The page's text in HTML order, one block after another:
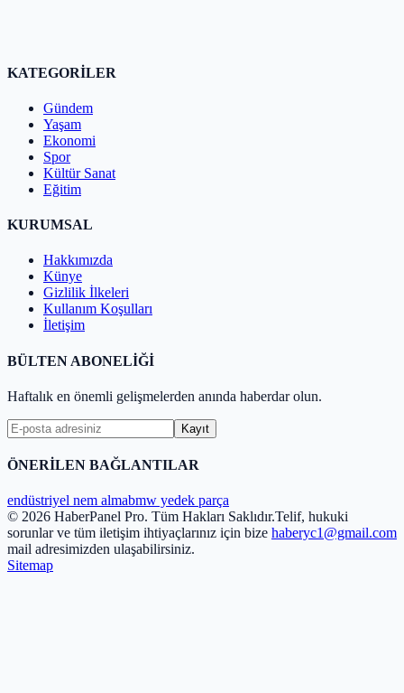
KATEGORİLER
Gündem
Yaşam
Ekonomi
Spor
Kültür Sanat
Eğitim
KURUMSAL
Hakkımızda
Künye
Gizlilik İlkeleri
Kullanım Koşulları
İletişim
BÜLTEN ABONELİĞİ
Haftalık en önemli gelişmelerden anında haberdar olun.
Kayıt
ÖNERİLEN BAĞLANTILAR
endüstriyel nem almabmw yedek parça
© 2026 HaberPanel Pro. Tüm Hakları Saklıdır.Telif, hukuki
sorunlar ve tüm iletişim ihtiyaçlarınız için bize haberyc1@gmail.com
mail adresimizden ulaşabilirsiniz.
Sitemap